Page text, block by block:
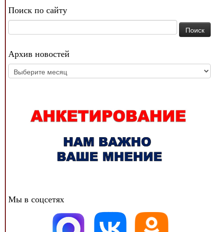
Поиск по сайту
Архив новостей
Архив
новостей
Мы в соцсетях